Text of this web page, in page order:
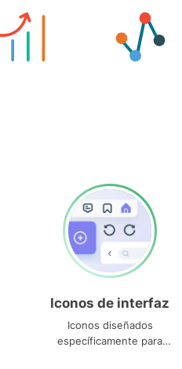
Iconos de interfaz
Iconos diseñados
específicamente para